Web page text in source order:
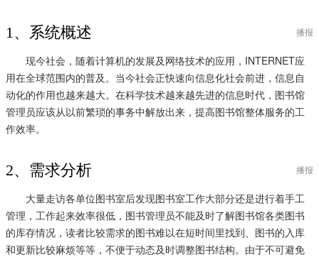
1、系统概述 播报
现今社会，随着计算机的发展及网络技术的应用，INTERNET应
用在全球范围内的普及。当今社会正快速向信息化社会前进，信息自
动化的作用也越来越大。在科学技术越来越先进的信息时代，图书馆
管理员应该从以前繁琐的事务中解放出来，提高图书馆整体服务的工
作效率。
2、需求分析 播报
大量走访各单位图书室后发现图书室工作大部分还是进行着手工
管理，工作起来效率很低，图书管理员不能及时了解图书馆各类图书
的库存情况，读者比较需求的图书难以在短时间里找到、图书的入库
和更新比较麻烦等等，不便于动态及时调整图书结构。由于不可避免